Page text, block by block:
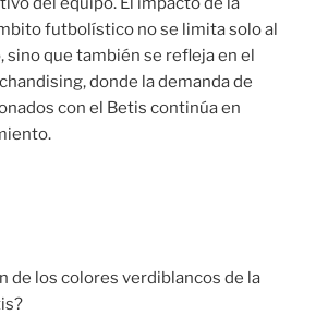
futbolístico no se limita solo al
sino que también se refleja en el
donde la demanda de
con el Betis continúa en
de los colores verdiblancos de la